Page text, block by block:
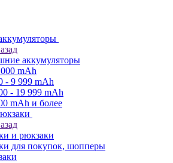
аккумуляторы
mAh
- 9 999 mAh
- 19 999 mAh
mAh и более
и рюкзаки
для покупок, шопперы